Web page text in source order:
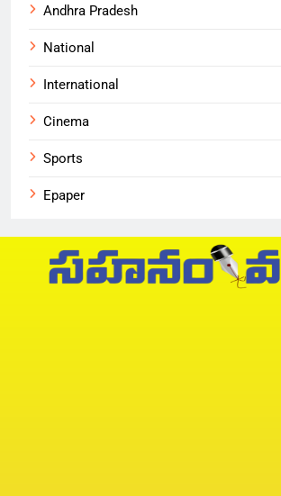
Andhra Pradesh
National
International
Cinema
Sports
Epaper